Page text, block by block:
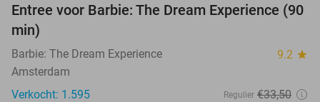
30%
Entree voor Barbie: The Dream Experience (90
min)
Barbie: The Dream Experience 9.2 star
Amsterdam
Verkocht: 1.595
Regulier €33,50